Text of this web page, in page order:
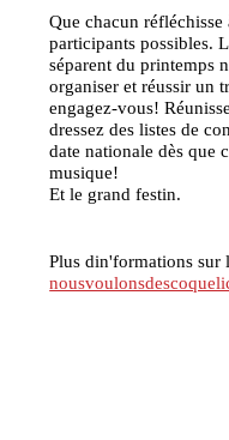
Que chacun
participants possibles.
séparent du printemps
organiser et réussir un
engagez-vous!
dressez des listes de
date nationale dès que
musique!
Et le grand festin.
Plus din'formations sur